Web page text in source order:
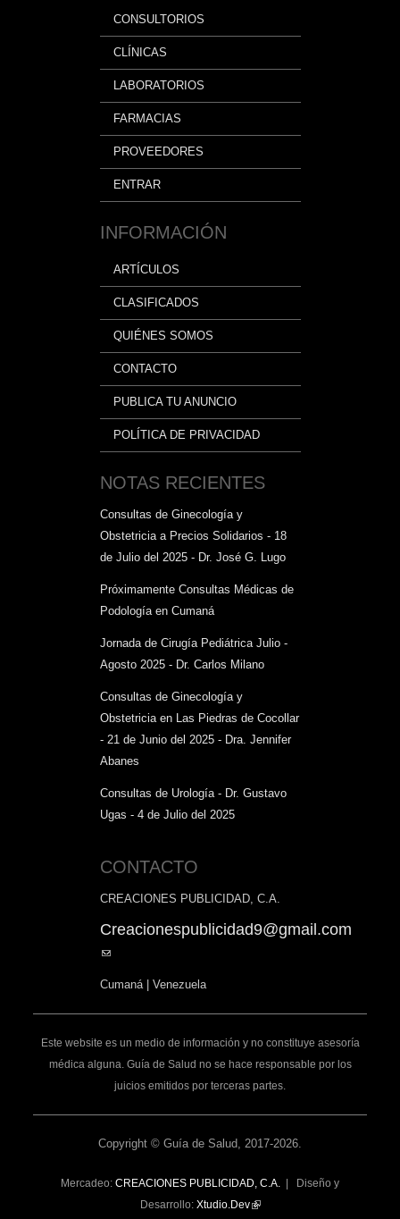
CONSULTORIOS
CLÍNICAS
LABORATORIOS
FARMACIAS
PROVEEDORES
ENTRAR
INFORMACIÓN
ARTÍCULOS
CLASIFICADOS
QUIÉNES SOMOS
CONTACTO
PUBLICA TU ANUNCIO
POLÍTICA DE PRIVACIDAD
NOTAS RECIENTES
Consultas de Ginecología y
Obstetricia a Precios Solidarios - 18
de Julio del 2025 - Dr. José G. Lugo
Próximamente Consultas Médicas de
Podología en Cumaná
Jornada de Cirugía Pediátrica Julio -
Agosto 2025 - Dr. Carlos Milano
Consultas de Ginecología y
Obstetricia en Las Piedras de Cocollar
- 21 de Junio del 2025 - Dra. Jennifer
Abanes
Consultas de Urología - Dr. Gustavo
Ugas - 4 de Julio del 2025
CONTACTO
CREACIONES PUBLICIDAD, C.A.
Creacionespublicidad9@gmail.com
(link
mail)
Cumaná | Venezuela
Este website es un medio de información y no constituye asesoría
médica alguna. Guía de Salud no se hace responsable por los
juicios emitidos por terceras partes.
Copyright © Guía de Salud, 2017-2026.
Mercadeo: CREACIONES PUBLICIDAD, C.A. | Diseño y
Desarrollo: Xtudio.Dev(link